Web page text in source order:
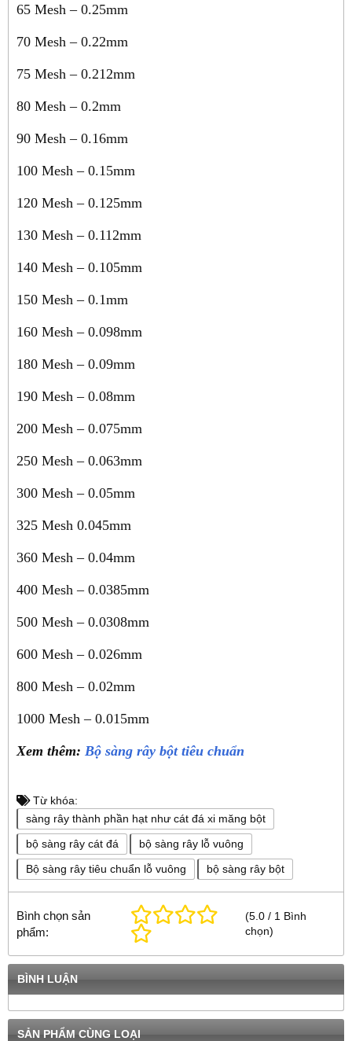
65 Mesh – 0.25mm
70 Mesh – 0.22mm
75 Mesh – 0.212mm
80 Mesh – 0.2mm
90 Mesh – 0.16mm
100 Mesh – 0.15mm
120 Mesh – 0.125mm
130 Mesh – 0.112mm
140 Mesh – 0.105mm
150 Mesh – 0.1mm
160 Mesh – 0.098mm
180 Mesh – 0.09mm
190 Mesh – 0.08mm
200 Mesh – 0.075mm
250 Mesh – 0.063mm
300 Mesh – 0.05mm
325 Mesh 0.045mm
360 Mesh – 0.04mm
400 Mesh – 0.0385mm
500 Mesh – 0.0308mm
600 Mesh – 0.026mm
800 Mesh – 0.02mm
1000 Mesh – 0.015mm
Xem thêm: Bộ sàng rây bột tiêu chuẩn
Từ khóa:
sàng rây thành phần hạt như cát đá xi măng bột
bộ sàng rây cát đá
bộ sàng rây lỗ vuông
Bộ sàng rây tiêu chuẩn lỗ vuông
bộ sàng rây bột
Bình chọn sản
phẩm:
(5.0 / 1 Bình
chọn)
BÌNH LUẬN
SẢN PHẨM CÙNG LOẠI